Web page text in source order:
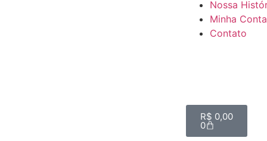
Nossa
Minha Conta
Contato
R$ 0,00
0